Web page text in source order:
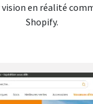
en réalité
Shopify.